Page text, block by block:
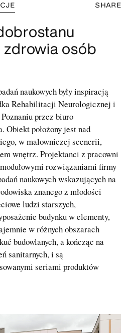
SHARE
osób
naukowych były inspiracją
Rehabilitacji Neurologicznej i
przez biuro
położony jest nad
w malowniczej scenerii,
wnętrz. Projektanci z pracowni
rozwiązaniami firmy
naukowych wskazujących na
znanego z młodości
ludzi starszych,
budynku w elementy,
w różnych obszarach
budowlanych, a kończąc na
sanitarnych, i są
seriami produktów